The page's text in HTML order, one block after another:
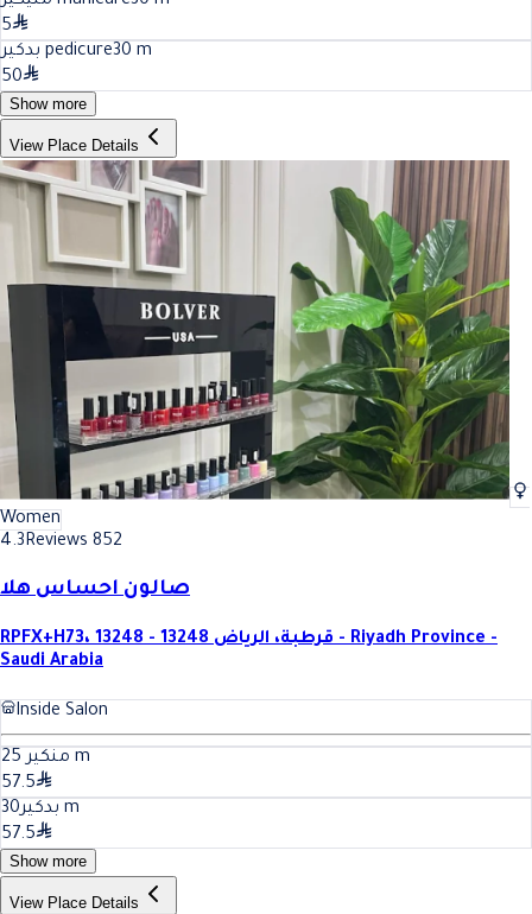
5
بدكير pedicure30 m
50
Show more
View Place Details
Women
4.3Reviews 852
صالون احساس هلا
RPFX+H73، قرطبة، الرياض 13248 - 13248 - Riyadh Province -
Saudi Arabia
Inside Salon
منكير 25
m
57.5
بدكير30
m
57.5
Show more
View Place Details